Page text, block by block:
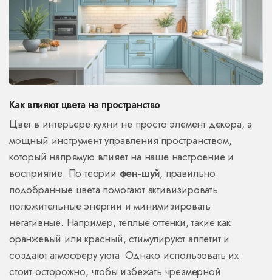
Как влияют цвета на пространство
Цвет в интерьере кухни не просто элемент декора, а
мощный инструмент управления пространством,
который напрямую влияет на наше настроение и
восприятие. По теории фен-шуй, правильно
подобранные цвета помогают активизировать
положительные энергии и минимизировать
негативные. Например, теплые оттенки, такие как
оранжевый или красный, стимулируют аппетит и
создают атмосферу уюта. Однако использовать их
стоит осторожно, чтобы избежать чрезмерной